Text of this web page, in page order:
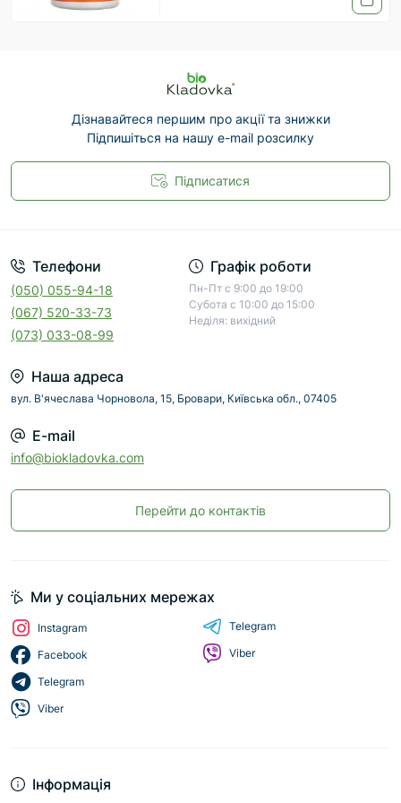
Дізнавайтеся першим про акції та знижки
Підпишіться на нашу e-mail розсилку
Підписатися
Телефони
(050) 055-94-18
(067) 520-33-73
(073) 033-08-99
Графік роботи
Пн-Пт с 9:00 до 19:00
Субота с 10:00 до 15:00
Неділя: вихідний
Наша адреса
вул. В'ячеслава Чорновола, 15, Бровари, Київська обл., 07405
E-mail
info@biokladovka.com
Перейти до контактів
Інформація
Ми у соціальних мережах
Instagram
Facebook
Telegram
Viber
Telegram
Viber